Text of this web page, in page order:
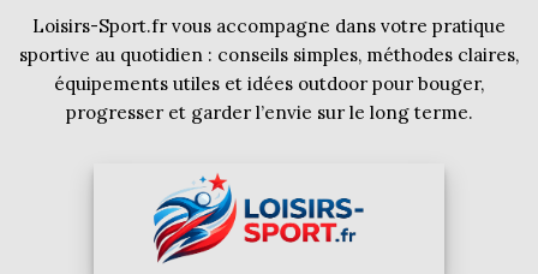
Loisirs-Sport.fr vous accompagne dans votre pratique
sportive au quotidien : conseils simples, méthodes claires,
équipements utiles et idées outdoor pour bouger,
progresser et garder l’envie sur le long terme.